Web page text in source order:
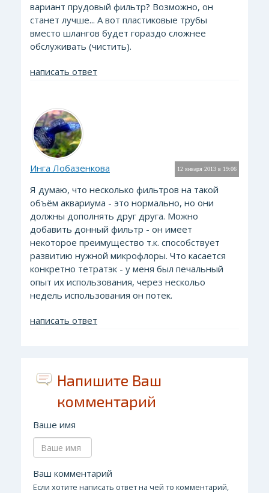
вариант прудовый фильтр? Возможно, он
станет лучше... А вот пластиковые трубы
вместо шлангов будет гораздо сложнее
обслуживать (чистить).
написать ответ
12 января 2013 в 19:06
Инга Лобазенкова
Я думаю, что несколько фильтров на такой
объём аквариума - это нормально, но они
должны дополнять друг друга. Можно
добавить донный фильтр - он имеет
некоторое преимущество т.к. способствует
развитию нужной микрофлоры. Что касается
конкретно тетратэк - у меня был печальный
опыт их использования, через нескольо
недель использования он потек.
написать ответ
Напишите Ваш
комментарий
Ваше имя
Ваш комментарий
Если хотите написать ответ на чей то комментарий,